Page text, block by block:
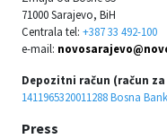
71000 Sarajevo, BiH
Centrala tel: +387 33 492-100
e-mail:
Depozitni račun (račun
1411965320011288 Bosna
Press